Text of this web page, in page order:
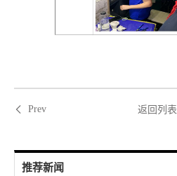
Prev 返回列表
推荐新闻